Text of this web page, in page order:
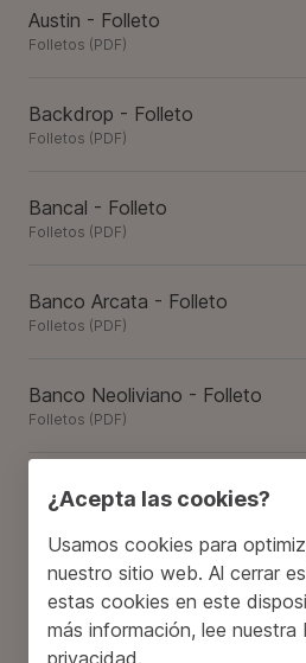
Austin - Folleto
Folletos (PDF)
Backdrop - Folleto
Folletos (PDF)
Bancal - Folleto
Folletos (PDF)
Banco Arcata - Folleto
Folletos (PDF)
Banco Neoliviano - Folleto
Folletos (PDF)
Banco Palisade - Folleto
Folletos PDF
Banco Towne Square - Folleto
Folletos ( PDF)
¿Acepta las cookies?
Usamos cookies para
nuestro sitio web. Al cerrar
estas cookies en este
más información, lee nuestra
privacidad.